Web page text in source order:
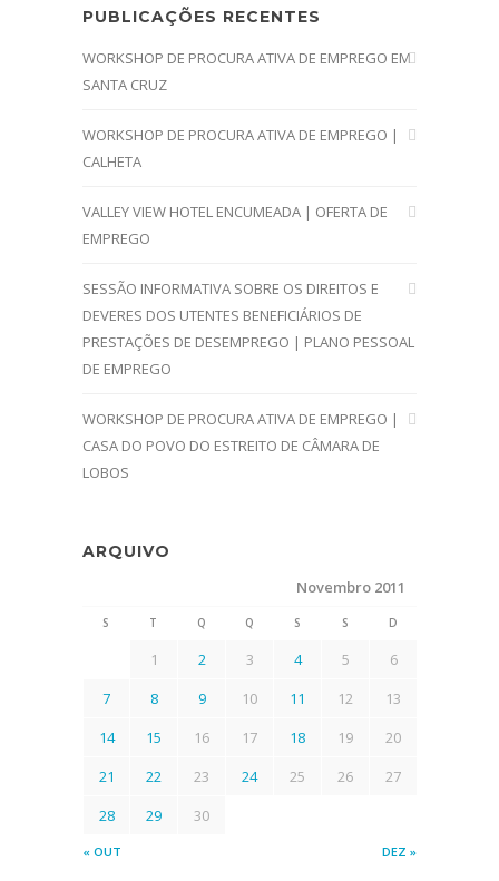
PUBLICAÇÕES RECENTES
WORKSHOP DE PROCURA ATIVA DE EMPREGO EM
SANTA CRUZ
WORKSHOP DE PROCURA ATIVA DE EMPREGO |
CALHETA
VALLEY VIEW HOTEL ENCUMEADA | OFERTA DE
EMPREGO
SESSÃO INFORMATIVA SOBRE OS DIREITOS E
DEVERES DOS UTENTES BENEFICIÁRIOS DE
PRESTAÇÕES DE DESEMPREGO | PLANO PESSOAL
DE EMPREGO
WORKSHOP DE PROCURA ATIVA DE EMPREGO |
CASA DO POVO DO ESTREITO DE CÂMARA DE
LOBOS
ARQUIVO
Novembro 2011
S T Q Q S S D
« OUT DEZ »
1 2 3 4 5
6
7
8 9 10 11 12
13
14
15 16 17 18 19
20
21
22 23 24 25 26
27
28
29 30